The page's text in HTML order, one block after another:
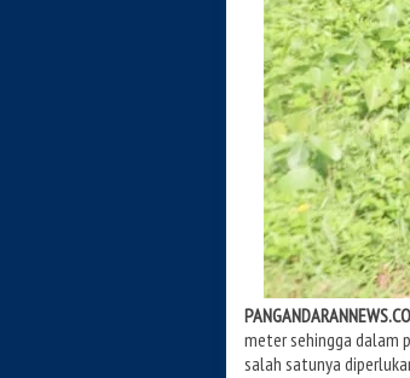
meter sehingga dalam
salah satunya